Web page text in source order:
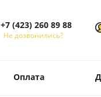
+7 (423) 260 89 88
Не дозвонились?
Оплата